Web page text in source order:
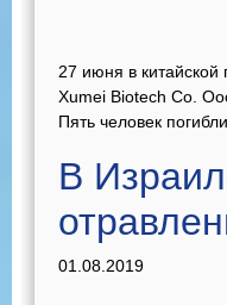
27 июня в
Xumei Biotech Co.
Пять человек
В
01.08.2019